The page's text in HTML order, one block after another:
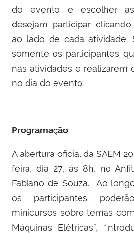
do evento e escolher
desejam participar
ao lado de cada atividade.
somente os participantes
nas atividades e realizarem
no dia do evento.
Programação
A abertura oficial da SAEM
feira, dia 27, às 8h, no
Fabiano de Souza. Ao
os participantes
minicursos sobre temas
Máquinas Elétricas”,